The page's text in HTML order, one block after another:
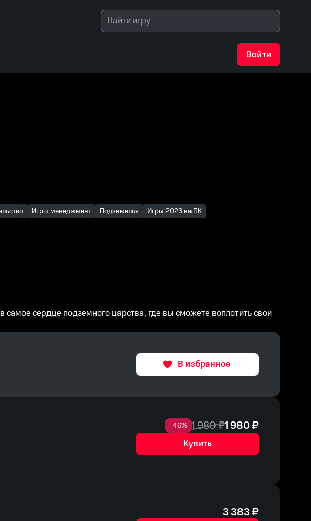
Войти
Игры менеджмент Подземелья
Игры 2023 на ПК
сердце подземного царства, где вы сможете воплотить свои
В избранное
-46% 1 980₽1 980₽
Купить
3 383₽